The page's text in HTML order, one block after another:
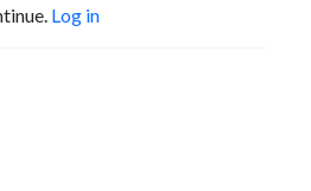
Log in